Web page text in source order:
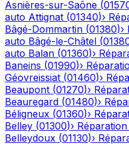
Asnières-sur-Saône (
auto Attignat (01340)›
Bâgé-Dommartin (01380)›
auto Bâgé-le-Châtel (
auto Balan (01360)›
Baneins (01990)›
Géovreissiat (01460)›
Beaupont (01270)›
Beauregard (01480)›
Béligneux (01360)›
Belley (01300)›
Belleydoux (01130)›